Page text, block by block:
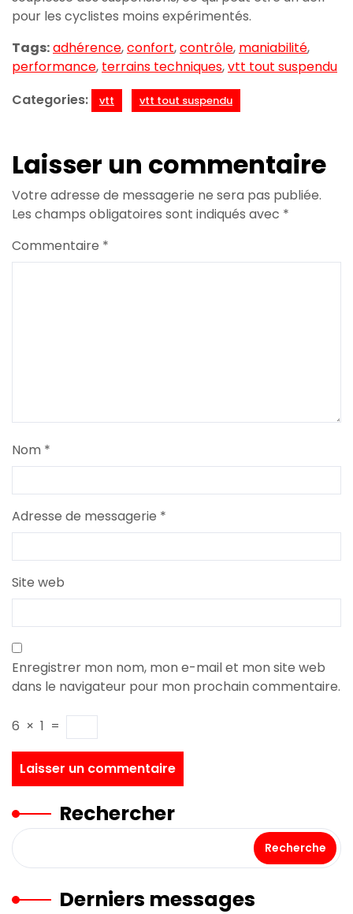
pour les cyclistes moins expérimentés.
Tags:adhérence,confort,contrôle, maniabilité,
performance, terrains techniques,vtt tout suspendu
Categories:
vtt vtt tout suspendu
Laisser un commentaire
Votre adresse de messagerie ne sera pas publiée.
Les champs obligatoires sont indiqués avec *
Commentaire *
Nom *
Adresse de messagerie *
Site web
Enregistrer mon nom, mon e-mail et mon site web
dans le navigateur pour mon prochain commentaire.
6 × 1 =
Rechercher
Recherche
Derniers messages